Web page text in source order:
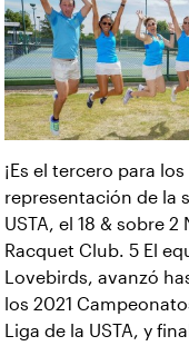
¡Es el tercero para
representación de la
USTA, el 18 & sobre 2
Racquet Club. 5 El
Lovebirds, avanzó
los 2021
Liga de la USTA, y